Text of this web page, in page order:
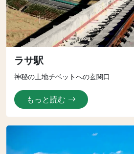
ラサ駅
神秘の土地チベットへの玄関口
もっと読む